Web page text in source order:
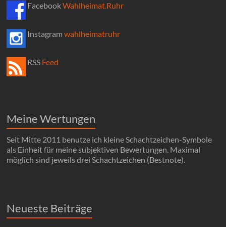
FacebookWahlheimat.Ruhr
Instagramwahlheimatruhr
RSS Feed
Meine Wertungen
Seit Mitte 2011 benutze ich kleine Schachtzeichen-Symbole
als Einheit für meine subjektiven Bewertungen. Maximal
möglich sind jeweils drei Schachtzeichen (Bestnote).
Neueste Beiträge